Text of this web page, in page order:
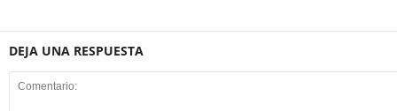
DEJA UNA RESPUESTA